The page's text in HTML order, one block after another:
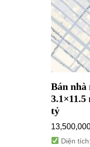
Bán nhà
3.1×11.5
tỷ
Diện